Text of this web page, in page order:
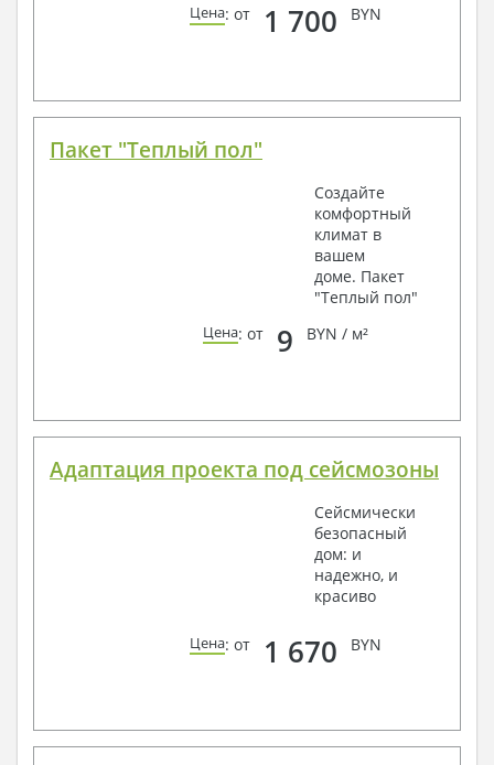
Цена: от 1 700 BYN
Пакет "Теплый пол"
Создайте
комфортный
климат в
вашем
доме. Пакет
"Теплый пол"
Цена: от 9 BYN / м²
Адаптация проекта под сейсмозоны
Сейсмически
безопасный
дом: и
надежно, и
красиво
Цена: от 1 670 BYN